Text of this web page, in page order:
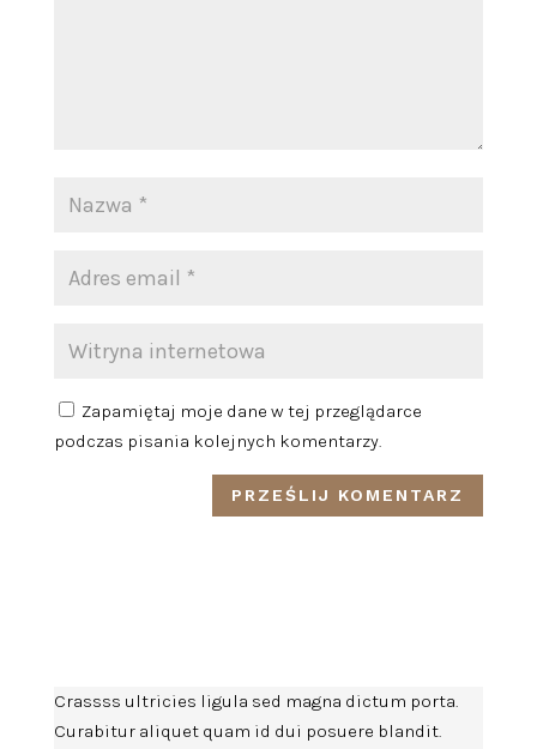
Zapamiętaj moje dane w tej przeglądarce
podczas pisania kolejnych komentarzy.
Crassss ultricies ligula sed magna dictum porta.
Curabitur aliquet quam id dui posuere blandit.